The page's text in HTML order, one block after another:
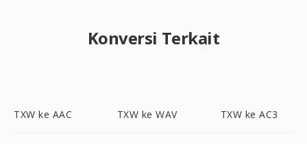
Konversi Terkait
TXW ke AAC TXW ke WAV TXW ke AC3